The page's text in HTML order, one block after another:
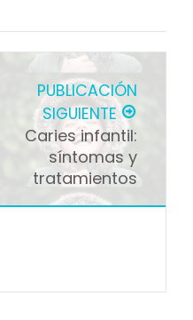
PUBLICACIÓN
SIGUIENTE
Caries infantil:
síntomas y
tratamientos